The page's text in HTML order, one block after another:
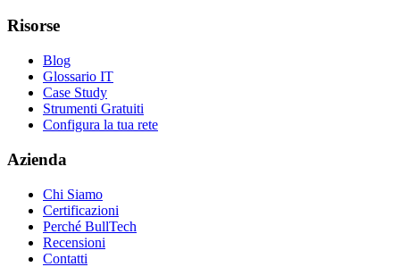
Risorse
Blog
Glossario IT
Case Study
Strumenti Gratuiti
Configura la tua rete
Azienda
Chi Siamo
Certificazioni
Perché BullTech
Recensioni
Contatti